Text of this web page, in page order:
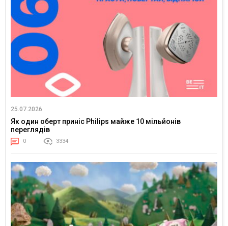
25.07.2026
Як один оберт приніс Philips майже 10 мільйонів
переглядів
0 3334